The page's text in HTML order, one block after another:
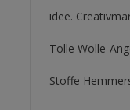
idee.
Tolle Wolle-
Stoffe